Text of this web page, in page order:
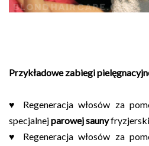
Przykładowe zabiegi
♥ Regeneracja włosów za
specjalnejparowej sauny
♥ Regeneracja włosów za